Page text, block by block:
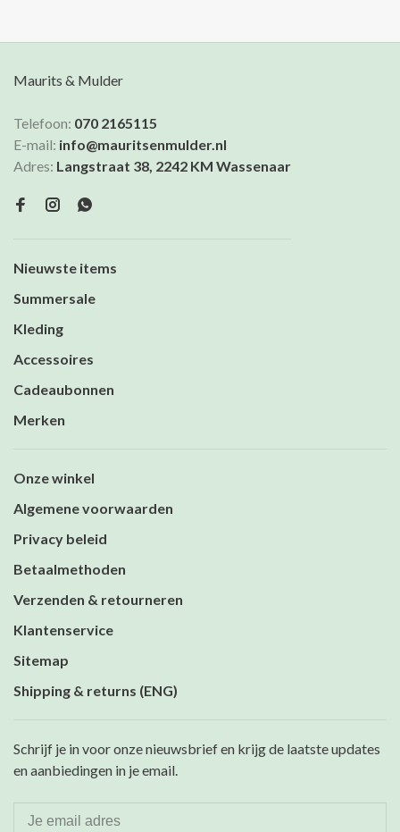
Maurits & Mulder
Telefoon: 070 2165115
E-mail: info@mauritsenmulder.nl
Adres: Langstraat 38, 2242 KM Wassenaar
Nieuwste items
Summersale
Kleding
Accessoires
Cadeaubonnen
Merken
Onze winkel
Algemene voorwaarden
Privacy beleid
Betaalmethoden
Verzenden & retourneren
Klantenservice
Sitemap
Shipping & returns (ENG)
Schrijf je in voor onze nieuwsbrief en krijg de laatste updates
en aanbiedingen in je email.